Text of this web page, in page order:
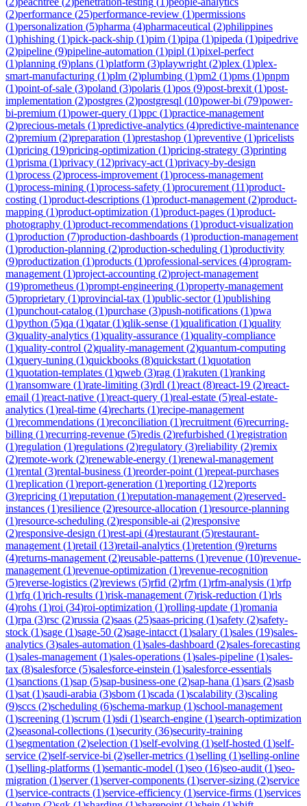
(2)performance (25)performance-review (1)permissions
(1)personalization (5)pharma (4)pharmaceutical (2)philippines
(1)phishing (1)pick-pack-ship (1)pim (1)pipa (1)pipeda (1)pipedrive
(2)pipeline (9)pipeline-automation (1)pipl (1)pixel-perfect
(1)planning (9)plans (1)platform (3)playwright (2)plex (1)plex-
smart-manufacturing (1)plm (2)plumbing (1)pm2 (1)pms (1)pnpm
(1)point-of-sale (3)poland (3)polaris (1)pos (9)post-brexit (1)post-
implementation (2)postgres (2)postgresql (10)power-bi (79)power-
bi-premium (1)power-query (1)ppc (1)practice-management
(2)precious-metals (1)predictive-analytics (4)predictive-maintenance
(2)premium (2)preparation (1)prestashop (1)preventive (1)pricelists
(1)pricing (19)pricing-optimization (1)pricing-strategy (3)printing
(1)prisma (1)privacy (12)privacy-act (1)privacy-by-design
(1)process (2)process-improvement (1)process-management
(1)process-mining (1)process-safety (1)procurement (11)product-
costing (1)product-descriptions (1)product-management (2)product-
mapping (1)product-optimization (1)product-pages (1)product-
photography (1)product-recommendations (1)product-visualization
(1)production (7)production-dashboards (1)production-management
(1)production-planning (2)production-scheduling (1)productivity
(9)productization (1)products (1)professional-services (4)program-
management (1)project-accounting (2)project-management
(19)prometheus (1)prompt-engineering (1)property-management
(5)proprietary (1)provincial-tax (1)public-sector(1)publishing
(1)punchout-catalog (1)purchase (3)push-notifications (1)pwa
(1)python (5)qa (1)qatar(1)qlik-sense (1)qualification (1)quality
(3)quality-analytics (1)quality-assurance (1)quality-compliance
(1)quality-control (2)quality-management (2)quantum-computing
(1)query-tuning (1)quickbooks (8)quickstart (1)quotation
(1)quotation-templates (1)qweb (3)rag (1)rakuten (1)ranking
(1)ransomware (1)rate-limiting (3)rdl (1)react (8)react-19 (2)react-
email (1)react-native (1)react-query (1)real-estate (5)real-estate-
analytics (1)real-time (4)recharts (1)recipe-management
(1)recommendations (1)reconciliation (1)recruitment (6)recurring-
billing (1)recurring-revenue (5)redis (2)refurbished (1)registration
(1)regulation (1)regulations (2)regulatory (3)reliability (2)remix
(2)remote-work (2)renewable-energy (1)renewal-management
(1)rental (3)rental-business (1)reorder-point (1)repeat-purchases
(1)replication (1)report-generation (1)reporting (12)reports
(3)repricing (1)reputation (1)reputation-management (2)reserved-
instances (1)resilience (2)resource-allocation (1)resource-planning
(1)resource-scheduling (2)responsible-ai (2)responsive
(2)responsive-design (1)rest-api (4)restaurant (5)restaurant-
management (1)retail (13)retail-analytics (1)retention (9)returns
(4)returns-management (2)reusable-patterns (1)revenue (10)revenue-
management (1)revenue-optimization (1)revenue-recognition
(5)reverse-logistics (2)reviews (5)rfid (2)rfm (1)rfm-analysis (1)rfp
(1)rfq (1)rich-results (1)risk-management (7)risk-reduction (1)rls
(4)rohs (1)roi (34)roi-optimization (1)rolling-update (1)romania
(1)rpa (3)rsc (2)russia (2)saas (25)saas-pricing (1)safety (2)safety-
stock (1)sage (1)sage-50 (2)sage-intacct (1)salary (1)sales (19)sales-
analytics (3)sales-automation (1)sales-dashboard (2)sales-forecasting
(1)sales-management (1)sales-operations (1)sales-pipeline (1)sales-
tax (8)salesforce (5)salesforce-einstein (1)salesforce-essentials
(1)sanctions (1)sap (5)sap-business-one (2)sap-hana (1)sars (2)sasb
(1)sat (1)saudi-arabia (3)sbom (1)scada (1)scalability (3)scaling
(9)sccs (2)scheduling (6)schema-markup (1)school-management
(1)screening (1)scrum (1)sdi (1)search-engine (1)search-optimization
(2)seasonal-collections (1)security (36)security-training
(1)segmentation (2)selection (1)self-evolving (1)self-hosted (1)self-
service (2)self-service-bi (2)seller-metrics (1)selling (1)selling-online
(1)selling-platforms (1)semantic-model (1)seo (16)seo-audit (1)seo-
migration (1)server(1)server-components (1)server-sizing (2)service
(1)service-contracts (1)service-efficiency (1)service-firms (1)services